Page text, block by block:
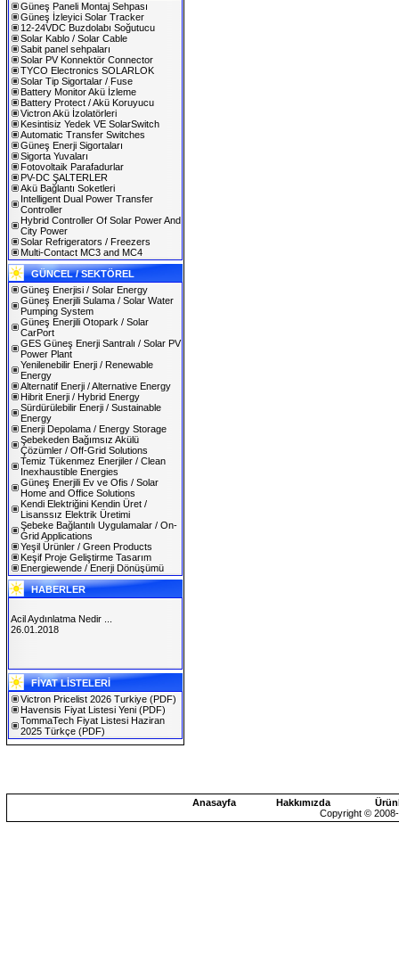
Güneş Paneli Montaj Sehpası
Güneş İzleyici Solar Tracker
12-24VDC Buzdolabı Soğutucu
Solar Kablo / Solar Cable
Sabit panel sehpaları
Solar PV Konnektör Connector
TYCO Electronics SOLARLOK
Solar Tip Sigortalar / Fuse
Battery Monitor Akü İzleme
Battery Protect / Akü Koruyucu
Victron Akü İzolatörleri
Kesintisiz Yedek VE SolarSwitch
Automatic Transfer Switches
Güneş Enerji Sigortaları
Sigorta Yuvaları
Fotovoltaik Parafadurlar
PV-DC ŞALTERLER
Akü Bağlantı Soketleri
Intelligent Dual Power Transfer
Controller
Hybrid Controller Of Solar Power And
City Power
Solar Refrigerators / Freezers
Multi-Contact MC3 and MC4
GÜNCEL / SEKTÖREL
Güneş Enerjisi / Solar Energy
Güneş Enerjili Sulama / Solar Water
Pumping System
Güneş Enerjili Otopark / Solar
CarPort
GES Güneş Enerji Santralı / Solar PV
Power Plant
Yenilenebilir Enerji / Renewable
Energy
Alternatif Enerji / Alternative Energy
Hibrit Enerji / Hybrid Energy
Sürdürülebilir Enerji / Sustainable
Energy
Enerji Depolama / Energy Storage
Şebekeden Bağımsız Akülü
Çözümler / Off-Grid Solutions
Temiz Tükenmez Enerjiler / Clean
Inexhaustible Energies
Güneş Enerjili Ev ve Ofis / Solar
Home and Office Solutions
Kendi Elektriğini Kendin Üret /
Lisanssız Elektrik Üretimi
Şebeke Bağlantılı Uygulamalar / On-
Grid Applications
Yeşil Ürünler / Green Products
Keşif Proje Geliştirme Tasarım
Energiewende / Enerji Dönüşümü
HABERLER
SOLAREX ISTANBUL 2019
30.01.2019
Acil Aydınlatma Nedir ...
26.01.2018
FİYAT LİSTELERİ
Victron Pricelist 2026 Turkiye (PDF)
Havensis Fiyat Listesi Yeni (PDF)
TommaTech Fiyat Listesi Haziran
2025 Türkçe (PDF)
Anasayfa Hakkımızda
Copyright ©